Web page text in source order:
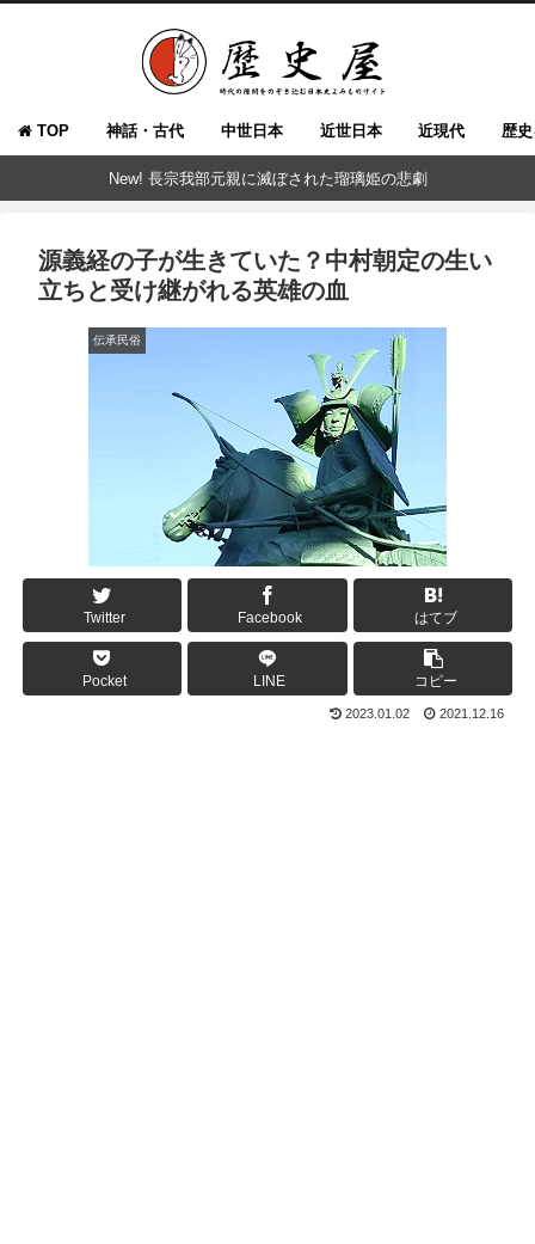
TOP 神話・古代 中世日本 近世日本 近現代 歴
New! 長宗我部元親に滅ぼされた瑠璃姫の悲劇
源義経の子が生きていた？中村朝定の生い
立ちと受け継がれる英雄の血
伝承民俗
Twitter Facebook はてブ
Pocket LINE コピー
2023.01.02 2021.12.16